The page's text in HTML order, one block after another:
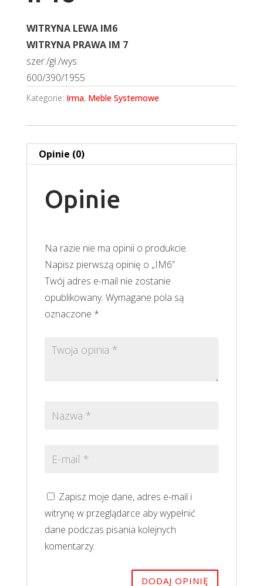
WITRYNA LEWA IM6
WITRYNA PRAWA IM 7
szer./gł./wys.
600/390/1955
Kategorie: Irma, Meble Systemowe
Opinie (0)
Opinie
Na razie nie ma opinii o produkcie.
Napisz pierwszą opinię o „IM6”
Twój adres e-mail nie zostanie
opublikowany. Wymagane pola są
oznaczone *
Zapisz moje dane, adres e-mail i
witrynę w przeglądarce aby wypełnić
dane podczas pisania kolejnych
komentarzy.